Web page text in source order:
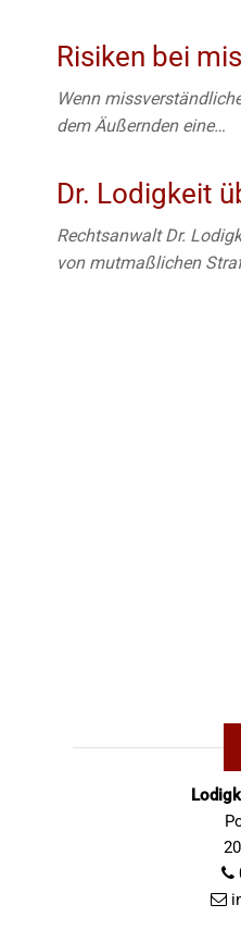
Risiken bei
Wenn
dem Äußernden eine…
Dr. Lodigkeit
Rechtsanwalt Dr.
von mutmaßlichen